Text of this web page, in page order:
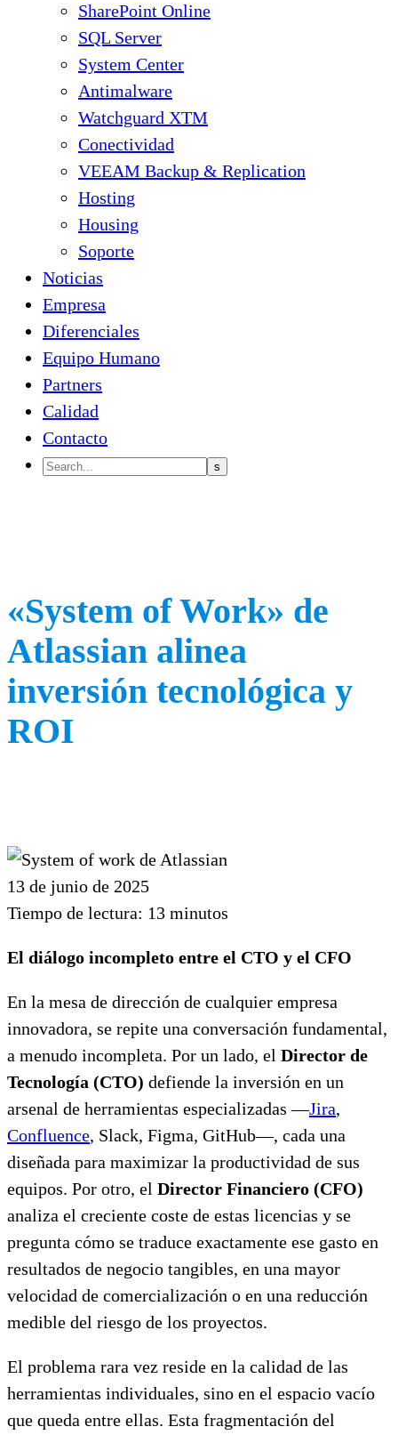
SharePoint Online
SQL Server
System Center
Antimalware
Watchguard XTM
Conectividad
VEEAM Backup & Replication
Hosting
Housing
Soporte
Noticias
Empresa
Diferenciales
Equipo Humano
Partners
Calidad
Contacto
«System of Work» de
Atlassian alinea
inversión tecnológica y
ROI
13 de junio de 2025
Tiempo de lectura: 13 minutos
El diálogo incompleto entre el CTO y el CFO
En la mesa de dirección de cualquier empresa
innovadora, se repite una conversación fundamental,
a menudo incompleta. Por un lado, el Director de
Tecnología (CTO) defiende la inversión en un
arsenal de herramientas especializadas —Jira,
Confluence, Slack, Figma, GitHub—, cada una
diseñada para maximizar la productividad de sus
equipos. Por otro, el Director Financiero (CFO)
analiza el creciente coste de estas licencias y se
pregunta cómo se traduce exactamente ese gasto en
resultados de negocio tangibles, en una mayor
velocidad de comercialización o en una reducción
medible del riesgo de los proyectos.
El problema rara vez reside en la calidad de las
herramientas individuales, sino en el espacio vacío
que queda entre ellas. Esta fragmentación del